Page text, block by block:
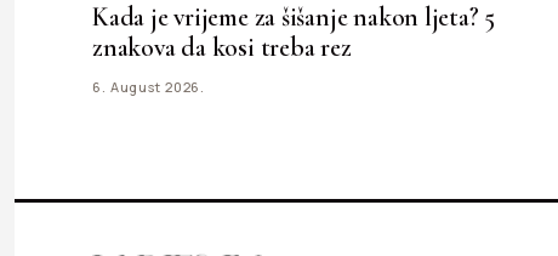
Kada je vrijeme za šišanje nakon ljeta? 5
znakova da kosi treba rez
6. August 2026.